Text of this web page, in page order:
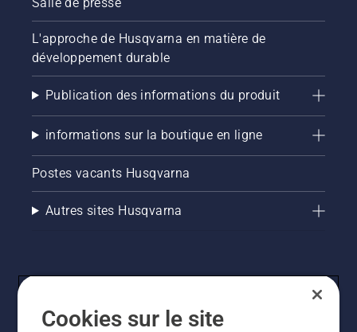
L'approche de Husqvarna en matière de
développement durable
Publication des informations du produit
informations sur la boutique en ligne
Postes vacants Husqvarna
Autres sites Husqvarna
Cookies sur le site